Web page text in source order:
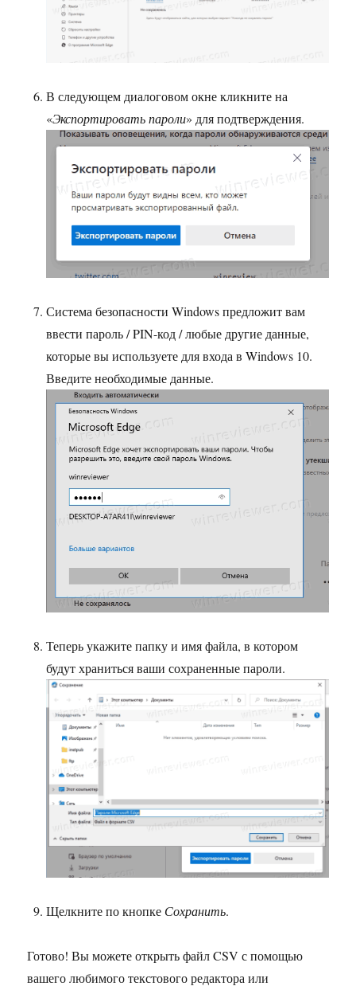
В следующем диалоговом окне кликните на
«Экспортировать пароли» для подтверждения.
Система безопасности Windows предложит вам
ввести пароль / PIN-код / ​​любые другие данные,
которые вы используете для входа в Windows 10.
Введите необходимые данные.
Теперь укажите папку и имя файла, в котором
будут храниться ваши сохраненные пароли.
Щелкните по кнопке Сохранить.
Готово! Вы можете открыть файл CSV с помощью
вашего любимого текстового редактора или